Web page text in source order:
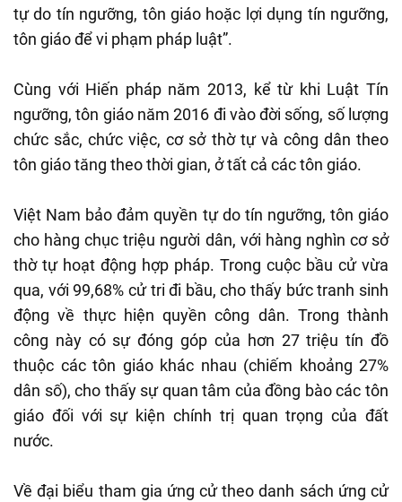
tự do tín ngưỡng, tôn giáo hoặc lợi dụng tín ngưỡng,
tôn giáo để vi phạm pháp luật”.
Cùng với Hiến pháp năm 2013, kể từ khi Luật Tín
ngưỡng, tôn giáo năm 2016 đi vào đời sống, số lượng
chức sắc, chức việc, cơ sở thờ tự và công dân theo
tôn giáo tăng theo thời gian, ở tất cả các tôn giáo.
Việt Nam bảo đảm quyền tự do tín ngưỡng, tôn giáo
cho hàng chục triệu người dân, với hàng nghìn cơ sở
thờ tự hoạt động hợp pháp. Trong cuộc bầu cử vừa
qua, với 99,68% cử tri đi bầu, cho thấy bức tranh sinh
động về thực hiện quyền công dân. Trong thành
công này có sự đóng góp của hơn 27 triệu tín đồ
thuộc các tôn giáo khác nhau (chiếm khoảng 27%
dân số), cho thấy sự quan tâm của đồng bào các tôn
giáo đối với sự kiện chính trị quan trọng của đất
nước.
Về đại biểu tham gia ứng cử theo danh sách ứng cử